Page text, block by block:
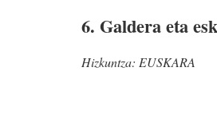
6. Galdera eta
Hizkuntza: EUSKARA